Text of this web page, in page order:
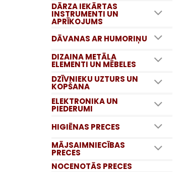
DĀRZA IEKĀRTAS
INSTRUMENTI UN
APRĪKOJUMS
DĀVANAS AR HUMORIŅU
DIZAINA METĀLA
ELEMENTI UN MĒBELES
DZĪVNIEKU UZTURS UN
KOPŠANA
ELEKTRONIKA UN
PIEDERUMI
HIGIĒNAS PRECES
MĀJSAIMNIECĪBAS
PRECES
NOCENOTĀS PRECES